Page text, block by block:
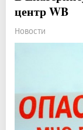
центр WB
Новости